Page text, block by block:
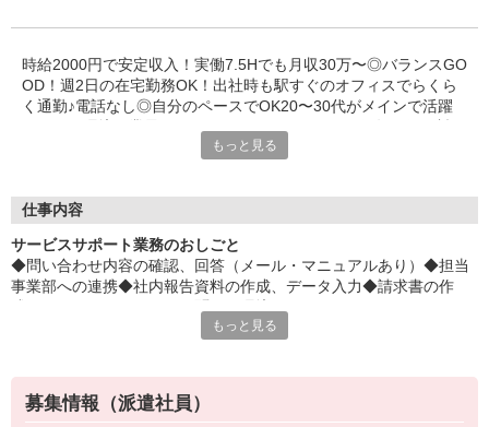
時給2000円で安定収入！実働7.5Hでも月収30万〜◎バランスGO
OD！週2日の在宅勤務OK！出社時も駅すぐのオフィスでらくら
く通勤♪電話なし◎自分のペースでOK20〜30代がメインで活躍
「応募するか悩む…」
そんな方も安心してご応募ください。
しっかりお話を聞いて頂いてから
選考に進むかどうか考えていただけます◎
▼下記に当てはまる方、ぜひ一度ご連絡ください▼
・残業が少ない仕事に転職したい
・結婚を機に働き方を変えたい
・出産後も働ける仕事に就きたい
もっと見る
仕事内容
サービスサポート業務のおしごと
◆問い合わせ内容の確認、回答（メール・マニュアルあり）◆担当
事業部への連携◆社内報告資料の作成、データ入力◆請求書の作
りながらお仕事したい方におすすめ◎
もっと見る
募集情報（派遣社員）